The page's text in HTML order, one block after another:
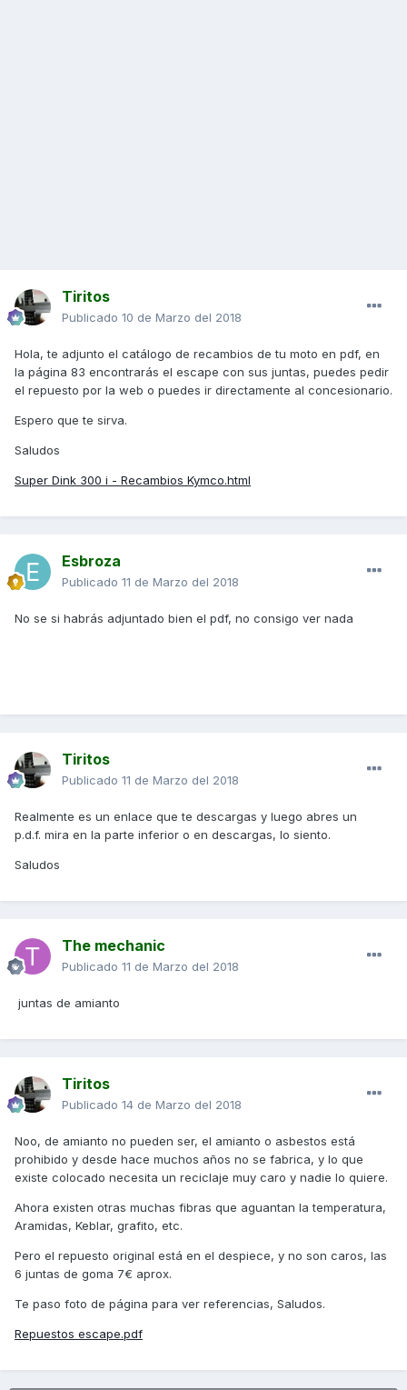
Tiritos
Publicado 10 de Marzo del 2018
Hola, te adjunto el catálogo de recambios de tu moto en pdf, en
la página 83 encontrarás el escape con sus juntas, puedes pedir
el repuesto por la web o puedes ir directamente al concesionario.
Espero que te sirva.
Saludos
Super Dink 300 i - Recambios Kymco.html
Esbroza
Publicado 11 de Marzo del 2018
No se si habrás adjuntado bien el pdf, no consigo ver nada
Tiritos
Publicado 11 de Marzo del 2018
Realmente es un enlace que te descargas y luego abres un
p.d.f. mira en la parte inferior o en descargas, lo siento.
Saludos
The mechanic
Publicado 11 de Marzo del 2018
juntas de amianto
Tiritos
Publicado 14 de Marzo del 2018
Noo, de amianto no pueden ser, el amianto o asbestos está
prohibido y desde hace muchos años no se fabrica, y lo que
existe colocado necesita un reciclaje muy caro y nadie lo quiere.
Ahora existen otras muchas fibras que aguantan la temperatura,
Aramidas, Keblar, grafito, etc.
Pero el repuesto original está en el despiece, y no son caros, las
6 juntas de goma 7€ aprox.
Te paso foto de página para ver referencias, Saludos.
Repuestos escape.pdf